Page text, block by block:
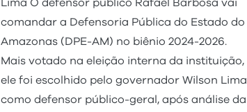
Lima O defensor público Rafael Barbosa vai
comandar a Defensoria Pública do Estado do
Amazonas (DPE-AM) no biênio 2024-2026.
Mais votado na eleição interna da instituição,
ele foi escolhido pelo governador Wilson Lima
como defensor público-geral, após análise da